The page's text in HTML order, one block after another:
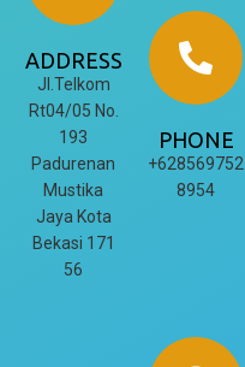
ADDRESS
Jl.Telkom
Rt04/05 No.
193
Padurenan
Mustika
Jaya Kota
Bekasi 171
56
PHONE
+628569752
8954